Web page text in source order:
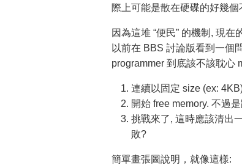
際上可能是散在硬碟的好幾
因為這堆 “便民” 的機制, 現
以前在 BBS 討論版看到一個
programmer 到底該不該耽心
連續以固定 size (ex:
開始 free memory. 不過
挑戰來了, 這時應該清出
敗?
簡單畫張圖說明，就像這樣: